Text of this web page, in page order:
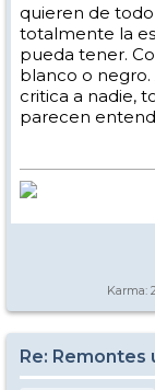
quieren de todo
totalmente la
pueda tener.
blanco o
critica a nadie,
parecen
Karma:
Re: